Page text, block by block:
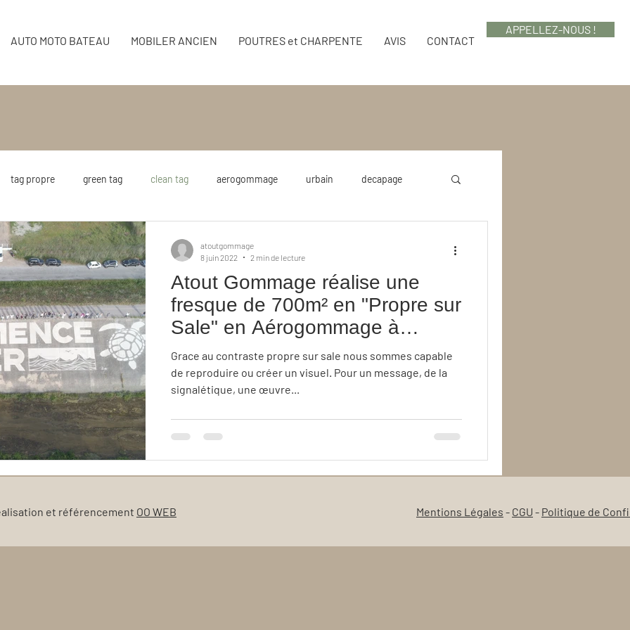
APPELLEZ-NOUS !
AUTO MOTO BATEAU MOBILER ANCIEN POUTRES et CHARPENTE AVIS CONTACT
tag propre green tag clean tag aerogommage urbain decapage
environnement mairie
Atout Gommage réalise une
fresque de 700m² en "Propre sur
Sale" en Aérogommage à
Fréjus.
Grace au contraste propre sur sale nous sommes capable
de reproduire ou créer un visuel. Pour un message, de la
signalétique, une œuvre...
atoutgommage
8 juin 2022
2 min de lecture
et référencement OO WEB Mentions Légales - CGU - Politique de